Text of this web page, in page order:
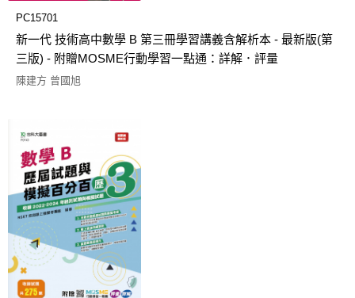
PC15701
新一代 技術高中數學 B 第三冊學習講義含解析本 - 最新版(第
三版) - 附贈MOSME行動學習一點通：詳解．評量
陳建方 曾國旭